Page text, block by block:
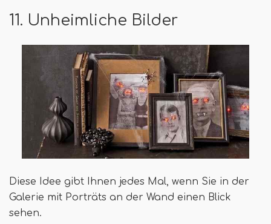
11. Unheimliche Bilder
Diese Idee gibt Ihnen jedes Mal, wenn Sie in der
Galerie mit Porträts an der Wand einen Blick
sehen.